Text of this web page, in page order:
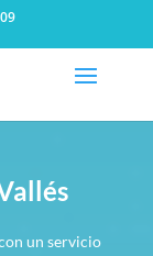
un servicio